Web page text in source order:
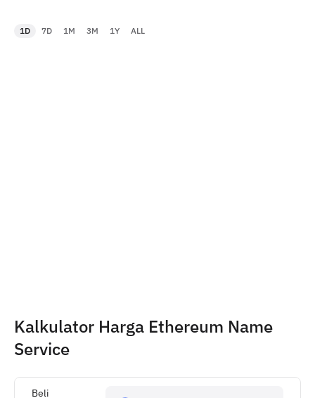
1D 7D 1M 3M 1Y ALL
Kalkulator Harga Ethereum Name
Service
Beli